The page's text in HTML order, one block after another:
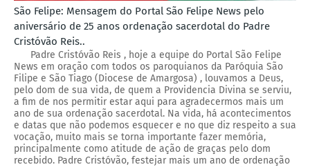
São Felipe: Mensagem do Portal São Felipe News pelo
aniversário de 25 anos ordenação sacerdotal do Padre
Cristóvão Reis..
Padre Cristóvão Reis , hoje a equipe do Portal São Felipe
News em oração com todos os paroquianos da Paróquia São
Filipe e São Tiago (Diocese de Amargosa) , louvamos a Deus,
pelo dom de sua vida, de quem a Providencia Divina se serviu,
a fim de nos permitir estar aqui para agradecermos mais um
ano de sua ordenação sacerdotal. Na vida, há acontecimentos
e datas que não podemos esquecer e no que diz respeito a sua
vocação, muito mais se torna importante fazer memória,
principalmente como atitude de ação de graças pelo dom
recebido. Padre Cristóvão, festejar mais um ano de ordenação